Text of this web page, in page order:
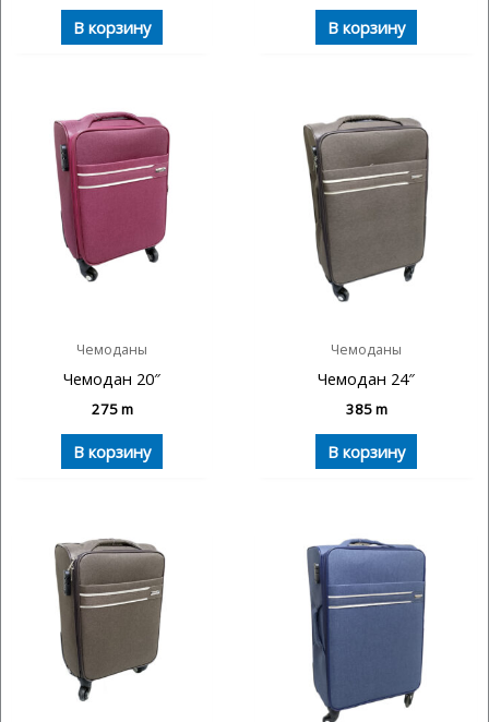
В корзину В корзину
Чемоданы
Чемодан 20″
275m
В корзину
Чемоданы
Чемодан 24″
385m
В корзину